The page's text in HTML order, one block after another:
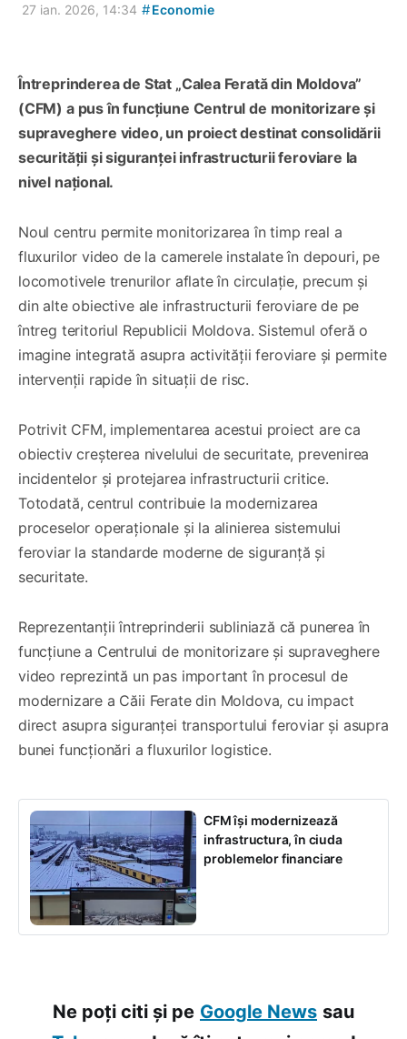
27 ian. 2026, 14:34 #Economie
Întreprinderea de Stat „Calea Ferată din Moldova”
(CFM) a pus în funcțiune Centrul de monitorizare și
supraveghere video, un proiect destinat consolidării
securității și siguranței infrastructurii feroviare la
nivel național.
Noul centru permite monitorizarea în timp real a
fluxurilor video de la camerele instalate în depouri, pe
locomotivele trenurilor aflate în circulație, precum și
din alte obiective ale infrastructurii feroviare de pe
întreg teritoriul Republicii Moldova. Sistemul oferă o
imagine integrată asupra activității feroviare și permite
intervenții rapide în situații de risc.
Potrivit CFM, implementarea acestui proiect are ca
obiectiv creșterea nivelului de securitate, prevenirea
incidentelor și protejarea infrastructurii critice.
Totodată, centrul contribuie la modernizarea
proceselor operaționale și la alinierea sistemului
feroviar la standarde moderne de siguranță și
securitate.
Reprezentanții întreprinderii subliniază că punerea în
funcțiune a Centrului de monitorizare și supraveghere
video reprezintă un pas important în procesul de
modernizare a Căii Ferate din Moldova, cu impact
direct asupra siguranței transportului feroviar și asupra
bunei funcționări a fluxurilor logistice.
CFM își modernizează
infrastructura, în ciuda
problemelor financiare
Ne poți citi și pe Google News sau